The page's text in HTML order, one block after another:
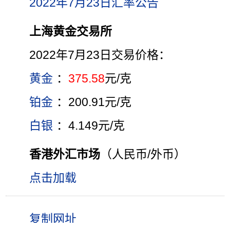
2022年7月23日汇率公告
上海黄金交易所
2022年7月23日交易价格：
黄金 ： 375.58元/克
铂金 ：200.91元/克
白银 ：4.149元/克
香港外汇市场 （人民币/外币）
点击加载